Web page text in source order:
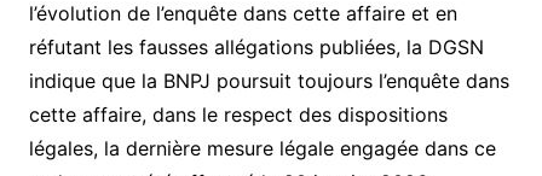
l’évolution de l’enquête dans cette affaire et en
réfutant les fausses allégations publiées, la DGSN
indique que la BNPJ poursuit toujours l’enquête dans
cette affaire, dans le respect des dispositions
légales, la dernière mesure légale engagée dans ce